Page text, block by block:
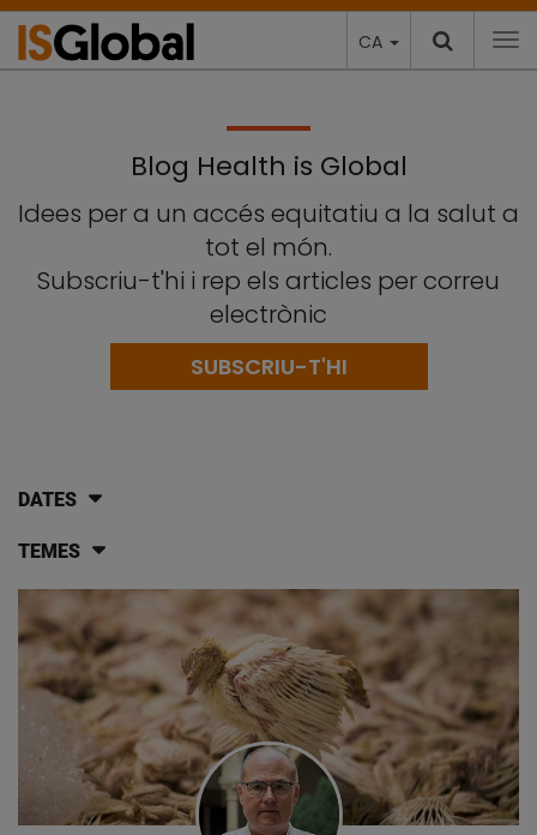
CA
Blog Health is Global
Idees per a un accés equitatiu a la salut a
tot el món.
Subscriu-t'hi i rep els articles per correu
electrònic
SUBSCRIU-T'HI
DATES
TEMES
Llistat d'articles del blog